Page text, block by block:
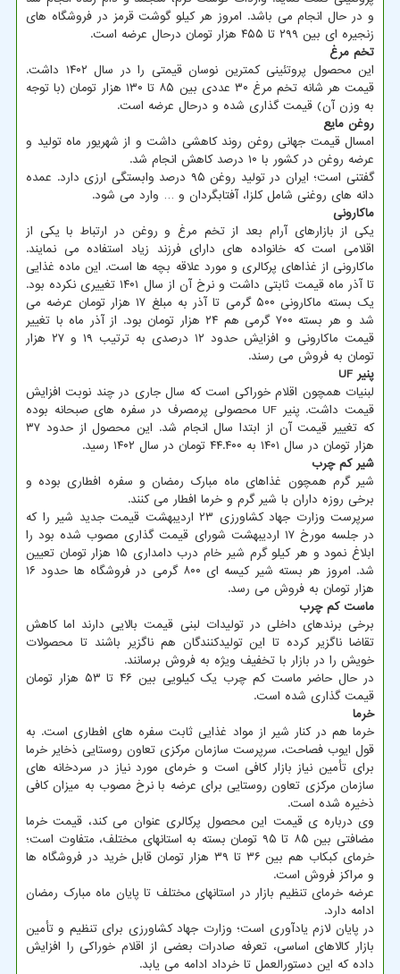
و در حال انجام می باشد. امروز هر کیلو گوشت قرمز در فروشگاه های
زنجیره ای بین ۲۹۹ تا ۴۵۵ هزار تومان درحال عرضه است.
تخم مرغ
این محصول پروتئینی کمترین نوسان قیمتی را در سال ۱۴۰۲ داشت.
قیمت هر شانه تخم مرغ ۳۰ عددی بین ۸۵ تا ۱۳۰ هزار تومان (با توجه
به وزن آن) قیمت گذاری شده و درحال عرضه است.
روغن مایع
امسال قیمت جهانی روغن روند کاهشی داشت و از شهریور ماه تولید و
عرضه روغن در کشور با ۱۰ درصد کاهش انجام شد.
گفتنی است؛ ایران در تولید روغن ۹۵ درصد وابستگی ارزی دارد. عمده
دانه های روغنی شامل کلزا، آفتابگردان و … وارد می شود.
ماکارونی
یکی از بازارهای آرام بعد از تخم مرغ و روغن در ارتباط با یکی از
اقلامی است که خانواده های دارای فرزند زیاد استفاده می نمایند.
ماکارونی از غذاهای پرکالری و مورد علاقه بچه ها است. این ماده غذایی
تا آذر ماه قیمت ثابتی داشت و نرخ آن از سال ۱۴۰۱ تغییری نکرده بود.
یک بسته ماکارونی ۵۰۰ گرمی تا آذر به مبلغ ۱۷ هزار تومان عرضه می
شد و هر بسته ۷۰۰ گرمی هم ۲۴ هزار تومان بود. از آذر ماه با تغییر
قیمت ماکارونی و افزایش حدود ۱۲ درصدی به ترتیب ۱۹ و ۲۷ هزار
تومان به فروش می رسند.
پنیر
لبنیات همچون اقلام خوراکی است که سال جاری در چند نوبت افزایش
قیمت داشت. پنیر UF محصولی پرمصرف در سفره های صبحانه بوده
که تغییر قیمت آن از ابتدا سال انجام شد. این محصول از حدود ۳۷
هزار تومان در سال ۱۴۰۱ به ۴۴.۴۰۰ تومان در سال ۱۴۰۲ رسید.
شیر کم چرب
شیر گرم همچون غذاهای ماه مبارک رمضان و سفره افطاری بوده و
برخی روزه داران با شیر گرم و خرما افطار می کنند.
سرپرست وزارت جهاد کشاورزی ۲۳ اردیبهشت قیمت جدید شیر را که
در جلسه مورخ ۱۷ اردیبهشت شورای قیمت گذاری مصوب شده بود را
ابلاغ نمود و هر کیلو گرم شیر خام درب دامداری ۱۵ هزار تومان تعیین
شد. امروز هر بسته شیر کیسه ای ۸۰۰ گرمی در فروشگاه ها حدود ۱۶
هزار تومان به فروش می رسد.
ماست کم چرب
برخی برندهای داخلی در تولیدات لبنی قیمت بالایی دارند اما کاهش
تقاضا ناگزیر کرده تا این تولیدکنندگان هم ناگزیر باشند تا محصولات
خویش را در بازار با تخفیف ویژه به فروش برسانند.
در حال حاضر ماست کم چرب یک کیلویی بین ۴۶ تا ۵۳ هزار تومان
قیمت گذاری شده است.
خرما
خرما هم در کنار شیر از مواد غذایی ثابت سفره های افطاری است. به
قول ایوب فصاحت، سرپرست سازمان مرکزی تعاون روستایی ذخایر خرما
برای تأمین نیاز بازار کافی است و خرمای مورد نیاز در سردخانه های
سازمان مرکزی تعاون روستایی برای عرضه با نرخ مصوب به میزان کافی
ذخیره شده است.
وی درباره ی قیمت این محصول پرکالری عنوان می کند، قیمت خرما
مضافتی بین ۸۵ تا ۹۵ تومان بسته به استانهای مختلف، متفاوت است؛
خرمای کبکاب هم بین ۳۶ تا ۳۹ هزار تومان قابل خرید در فروشگاه ها
و مراکز فروش است.
عرضه خرمای تنظیم بازار در استانهای مختلف تا پایان ماه مبارک رمضان
ادامه دارد.
در پایان لازم یادآوری است؛ وزارت جهاد کشاورزی برای تنظیم و تأمین
بازار کالاهای اساسی، تعرفه صادرات بعضی از اقلام خوراکی را افزایش
داده که این دستورالعمل تا خرداد ادامه می یابد.